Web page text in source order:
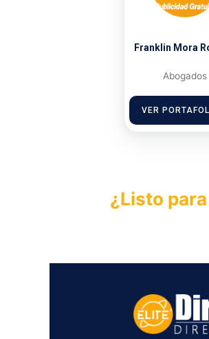
Franklin Mora
Abogados
VER
¿Listo